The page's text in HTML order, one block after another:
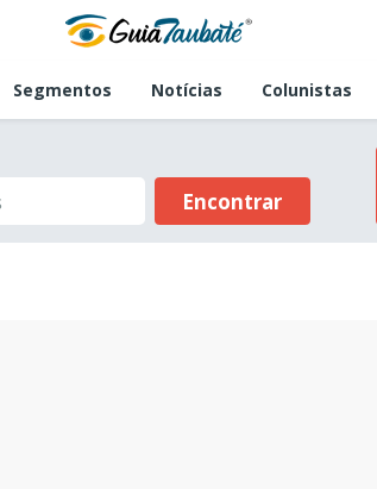
Segmentos Notícias Colunistas
Encontrar